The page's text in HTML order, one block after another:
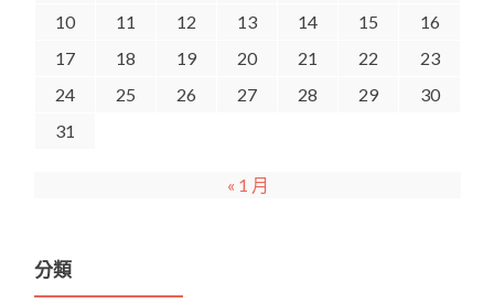
10
11 12 13 14 15
16
17
18 19 20 21 22
23
24
25 26 27 28 29
30
31
« 1 月
分類